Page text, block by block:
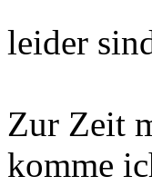
leider
Zur Zeit
komme